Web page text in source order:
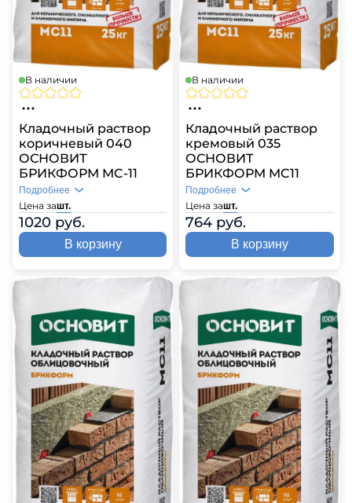
В наличии
Кладочный раствор
коричневый 040
ОСНОВИТ
БРИКФОРМ MC-11
Цена зашт.
1020 руб.
Подробнее
В корзину
В наличии
Кладочный раствор
кремовый 035
ОСНОВИТ
БРИКФОРМ MC11
Цена зашт.
764 руб.
Подробнее
В корзину